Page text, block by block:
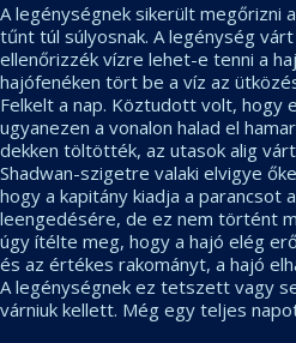
A legénységnek sikerült megőrizni
tűnt túl súlyosnak. A legénység
ellenőrizzék vízre lehet-e tenni a
hajófenéken tört be a víz az
Felkelt a nap. Köztudott volt, hogy
ugyanezen a vonalon halad el
dekken töltötték, az utasok alig
Shadwan-szigetre valaki elvigye
hogy a kapitány kiadja a parancsot
leengedésére, de ez nem történt
úgy ítélte meg, hogy a hajó elég
és az értékes rakományt, a hajó
A legénységnek ez tetszett vagy
várniuk kellett. Még egy teljes